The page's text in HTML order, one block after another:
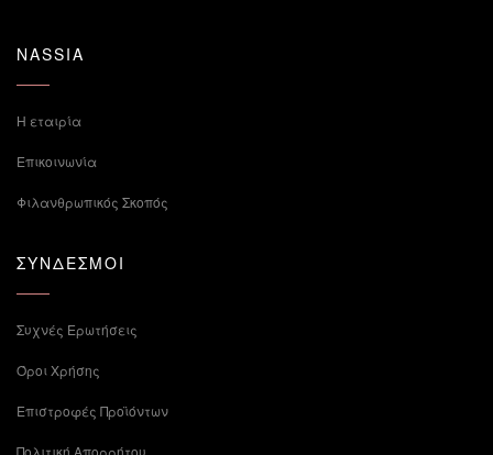
NASSIA
Η εταιρία
Επικοινωνία
Φιλανθρωπικός Σκοπός
ΣΥΝΔΕΣΜΟΙ
Συχνές Ερωτήσεις
Όροι Χρήσης
Επιστροφές Προϊόντων